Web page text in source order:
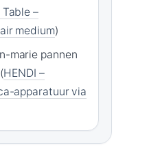
–
medium)
marie pannen
HENDI –
apparatuur via